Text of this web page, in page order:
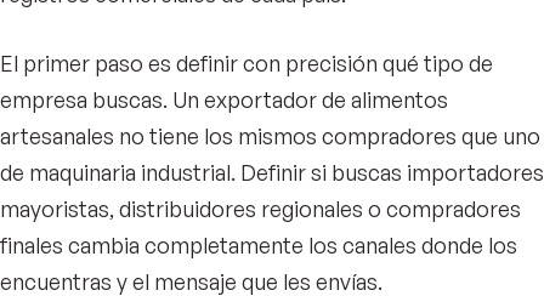
El primer paso es definir con precisión qué tipo de
empresa buscas. Un exportador de alimentos
artesanales no tiene los mismos compradores que uno
de maquinaria industrial. Definir si buscas importadores
mayoristas, distribuidores regionales o compradores
finales cambia completamente los canales donde los
encuentras y el mensaje que les envías.